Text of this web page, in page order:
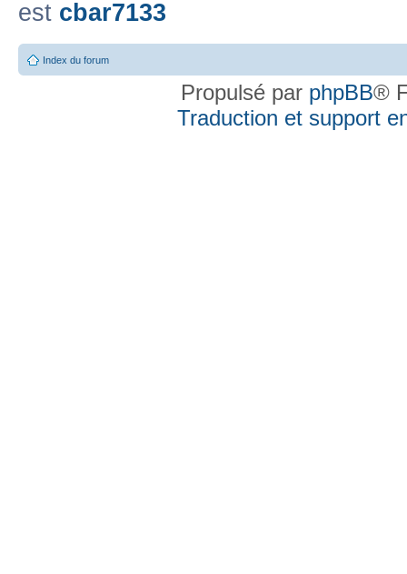
est cbar7133
Index du forum
Propulsé par phpBB®
Traduction et support